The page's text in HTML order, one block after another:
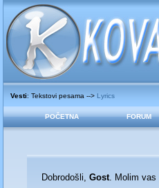
Vesti: Tekstovi pesama --> Lyrics
POČETNA FORUM
Dobrodošli, Gost. Molim vas